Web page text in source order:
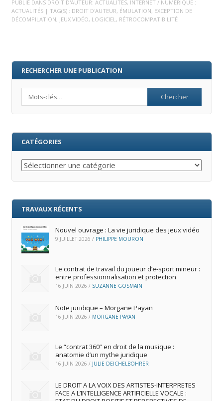
PUBLIÉ DANS DROIT D'AUTEUR: ACTUALITÉS, INTERNET / NUMÉRIQUE :
ACTUALITÉS | TAG(S) : DROIT D'AUTEUR, ÉMULATION, EXCEPTION DE
DÉCOMPILATION, JEUX VIDÉO, LOGICIEL , RÉTROCOMPATIBILITÉ
RECHERCHER UNE PUBLICATION
CATÉGORIES
Catégories
TRAVAUX RÉCENTS
Nouvel ouvrage : La vie juridique des jeux vidéo
9 JUILLET 2026 / PHILIPPE MOURON
Le contrat de travail du joueur d’e‑sport mineur :
entre professionnalisation et protection
16 JUIN 2026 / SUZANNE GOSMAIN
Note juridique – Morgane Payan
16 JUIN 2026 / MORGANE PAYAN
Le “contrat 360” en droit de la musique :
anatomie d’un mythe juridique
16 JUIN 2026 / JULIE DEICHELBOHRER
LE DROIT A LA VOIX DES ARTISTES-INTERPRETES
FACE A L’INTELLIGENCE ARTIFICIELLE VOCALE :